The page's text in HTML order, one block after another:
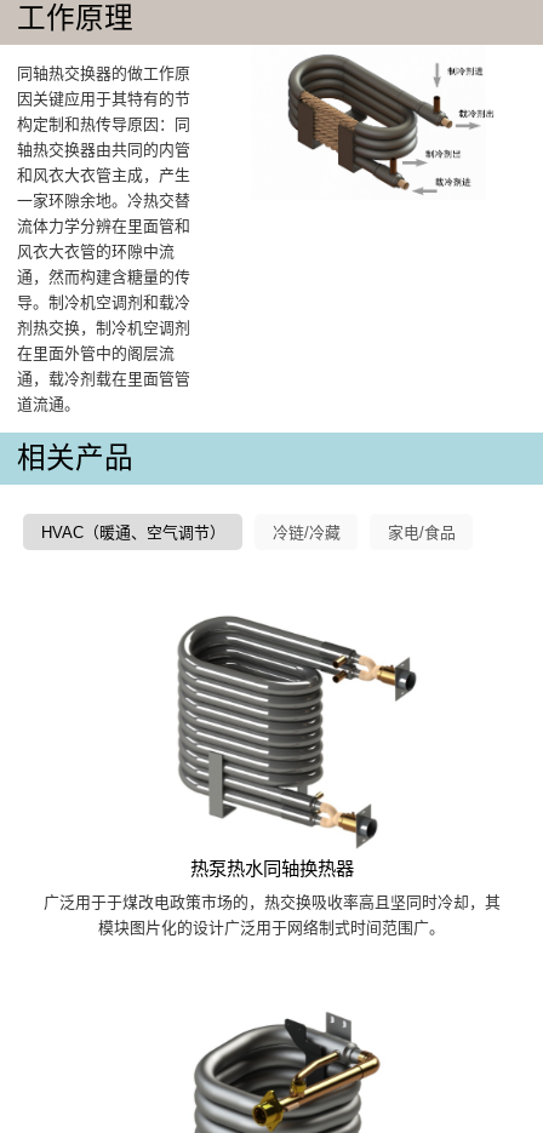
工作原理
同轴热交换器的做工作原
因关键应用于其特有的节
构定制和热传导原因：同
轴热交换器由共同的内管
和风衣大衣管主成，产生
一家环隙余地。冷热交替
流体力学分辨在里面管和
风衣大衣管的环隙中流
通，然而构建含糖量的传
导。制冷机空调剂和载冷
剂热交换，制冷机空调剂
在里面外管中的阁层流
通，载冷剂载在里面管管
道流通。
相关产品
HVAC（暖通、空气调节） 冷链/冷藏 家电/食品
热泵热水同轴换热器
广泛用于于煤改电政策市场的，热交换吸收率高且坚同时冷却，其
模块图片化的设计广泛用于网络制式时间范围广。